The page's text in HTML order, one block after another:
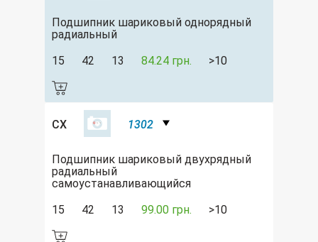
Подшипник шариковый однорядный
радиальный
15
42 13 84.24 грн. >10
CX 1302
Подшипник шариковый двухрядный
радиальный
самоустанавливающийся
15
42 13 99.00 грн. >10